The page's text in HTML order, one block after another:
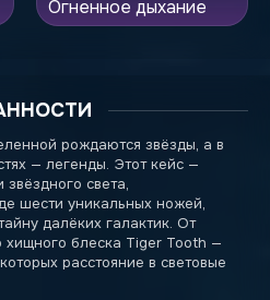
Огненное дыхание
рождаются звёзды, а в
— легенды. Этот кейс —
звёздного света,
шести уникальных ножей,
далёких галактик. От
хищного блеска Tiger Tooth —
расстояние в световые